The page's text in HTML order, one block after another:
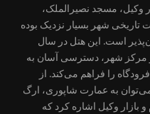
وکیل، مسجد نصیرالملک،
تاریخی شهر بسیار نزدیک بوده
است. این هتل در سال
در مرکز شهر، دسترسی آسان به
را فراهم می‌کند. از
به عمارت شاپوری، ارگ
وکیل اشاره کرد که